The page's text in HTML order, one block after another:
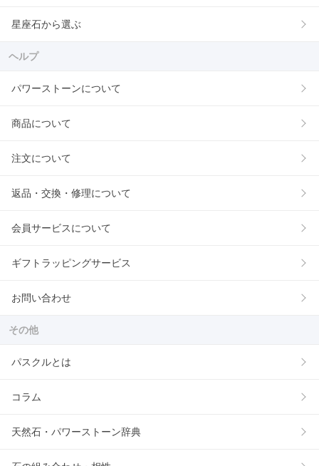
星座石から選ぶ
ヘルプ
パワーストーンについて
商品について
注文について
返品・交換・修理について
会員サービスについて
ギフトラッピングサービス
お問い合わせ
その他
パスクルとは
コラム
天然石・パワーストーン辞典